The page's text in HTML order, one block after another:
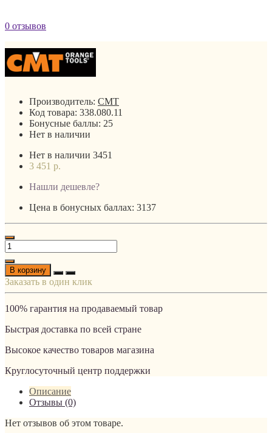
0 отзывов
Производитель: CMT
Код товара: 338.080.11
Бонусные баллы: 25
Нет в наличии
Нет в наличии 3451
3 451 р.
Нашли дешевле?
Цена в бонусных баллах: 3137
В корзину
Заказать в один клик
100% гарантия на продаваемый товар
Быстрая доставка по всей стране
Высокое качество товаров магазина
Круглосуточный центр поддержки
Описание
Отзывы (0)
Нет отзывов об этом товаре.